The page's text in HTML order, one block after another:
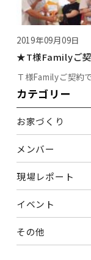
2019年09月09日
★T様Familyご
Ｔ様Familyご契約
カテゴリー
お家づくり
メンバー
現場レポート
イベント
その他